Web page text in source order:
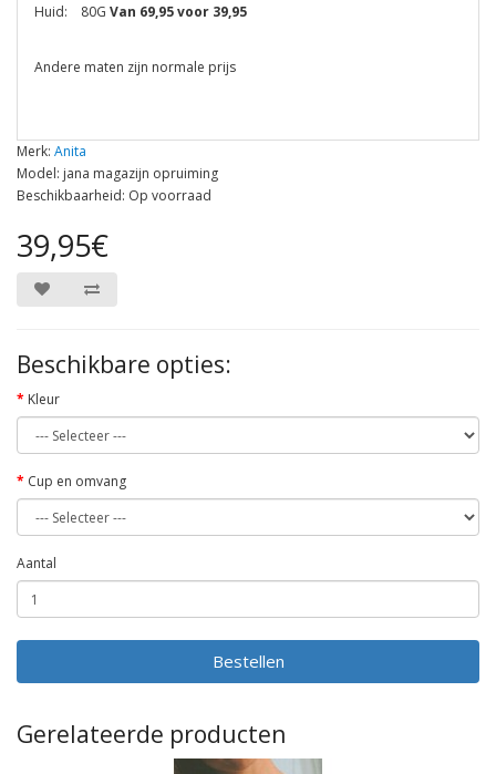
Huid: 80G Van 69,95 voor 39,95
Andere maten zijn normale prijs
Merk: Anita
Model: jana magazijn opruiming
Beschikbaarheid: Op voorraad
39,95€
Beschikbare opties:
Kleur
Cup en omvang
Aantal
Bestellen
Gerelateerde producten